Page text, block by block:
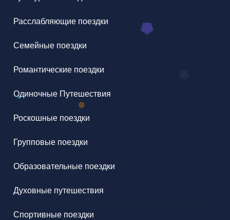
Расслабляющие поездки
Семейные поездки
Романтические поездки
Одиночные Путешествия
Роскошные поездки
Групповые поездки
Образовательные поездки
Духовные путешествия
Спортивные поездки